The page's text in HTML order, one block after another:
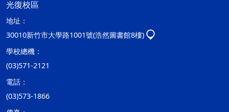
光復校區
地址：
30010新竹市大學路1001號(浩然圖書館8樓)
學校總機：
(03)571-2121
電話：
(03)573-1866